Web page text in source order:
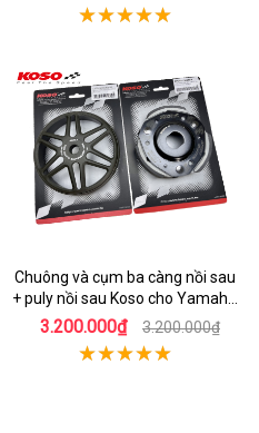
Chuông và cụm ba càng nồi sau
+ puly nồi sau Koso cho Yamaha
Mio 125
3.200.000₫ 3.200.000₫